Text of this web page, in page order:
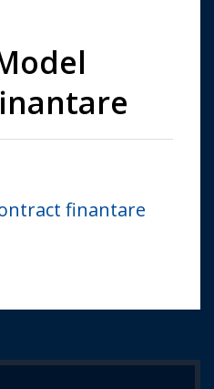
finantare
aceasta pagina